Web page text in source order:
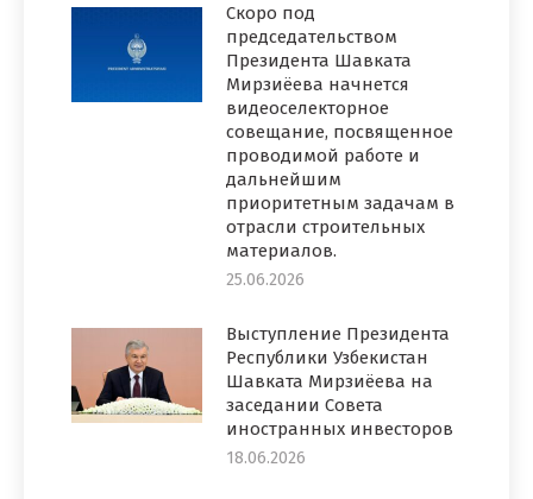
Скоро под
председательством
Президента Шавката
Мирзиёева начнется
видеоселекторное
совещание, посвященное
проводимой работе и
дальнейшим
приоритетным задачам в
отрасли строительных
материалов.
25.06.2026
Выступление Президента
Республики Узбекистан
Шавката Мирзиёева на
заседании Совета
иностранных инвесторов
18.06.2026